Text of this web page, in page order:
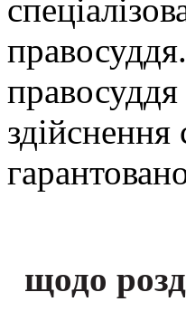
щодо